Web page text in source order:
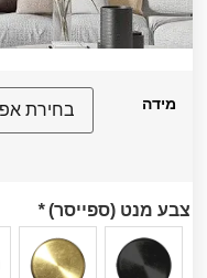
מידה
צבע מנט (ספייסר)*